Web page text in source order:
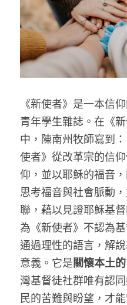
神學淺說
信仰生活
好書櫥窗
家書
《新使者》是一本信
青年學生雜誌。在《
中，陳南州牧師寫到
使者》從改革宗的信
仰，並以耶穌的福音
思考福音與社會脈動
聯，藉以見證耶穌基
為《新使者》不認為
通過理性的語言，解
意義。它是關懷本土的
灣基督徒社群唯有認
民的苦難與盼望，才